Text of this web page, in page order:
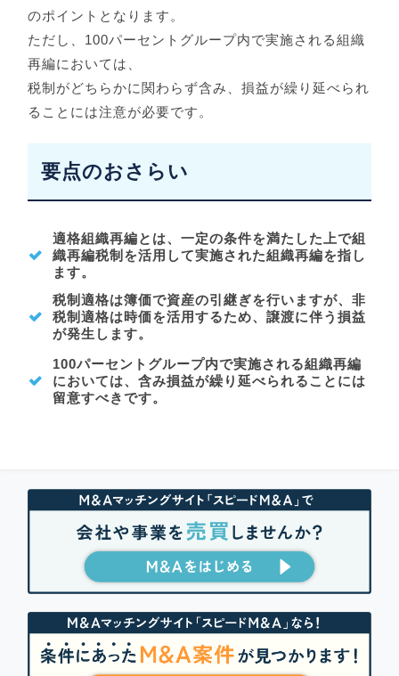
のポイントとなります。
ただし、100パーセントグループ内で実施される組織
再編においては、
税制がどちらかに関わらず含み、損益が繰り延べられ
ることには注意が必要です。
要点のおさらい
適格組織再編とは、一定の条件を満たした上で組
織再編税制を活用して実施された組織再編を指し
ます。
税制適格は簿価で資産の引継ぎを行いますが、非
税制適格は時価を活用するため、譲渡に伴う損益
が発生します。
100パーセントグループ内で実施される組織再編
においては、含み損益が繰り延べられることには
留意すべきです。